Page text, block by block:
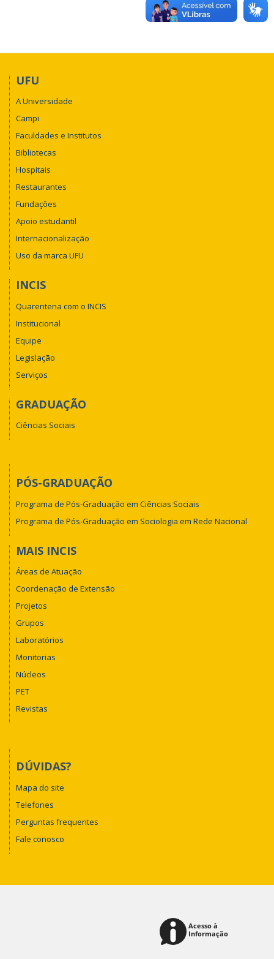
UFU
A Universidade
Campi
Faculdades e Institutos
Bibliotecas
Hospitais
Restaurantes
Fundações
Apoio estudantil
Internacionalização
Uso da marca UFU
INCIS
Quarentena com o INCIS
Institucional
Equipe
Legislação
Serviços
GRADUAÇÃO
Ciências Sociais
PÓS-GRADUAÇÃO
Programa de Pós-Graduação em Ciências Sociais
Programa de Pós-Graduação em Sociologia em Rede Nacional
MAIS INCIS
Áreas de Atuação
Coordenação de Extensão
Projetos
Grupos
Laboratórios
Monitorias
Núcleos
PET
Revistas
DÚVIDAS?
Mapa do site
Telefones
Perguntas frequentes
Fale conosco